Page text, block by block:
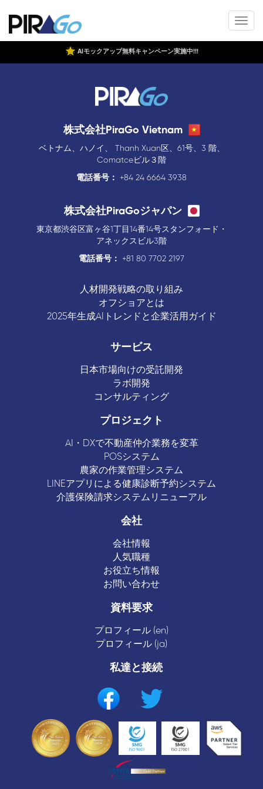
AIモックアップ無料キャンペーン実施中!!!
株式会社PiraGo Vietnam
ベトナム、ハノイ、 Thanh Xuan区、61号、3 階、
Comatceビル３階
電話番号：
+84 24 6664 3938
株式会社PiraGoジャパン
東京都渋谷区富ヶ谷1丁目14番14号スタンフォード・
アネックスビル3階
電話番号：
+81 80 7702 2197
人材開発戦略の取り組み
オフショアとは
2025年生成AIトレンドと企業活用ガイド
サービス
日本市場向けの受託開発
ラボ開発
コンサルティング
プロジェクト
AI・DXで不動産仲介業務を変革
POSシステム
農家の作業管理システム
LINEアプリによる健康診断予約システム
介護保険請求システムリニューアル
会社
会社情報
人気職種
お役立ち情報
お問い合わせ
資料要求
プロフィール (en)
プロフィール (ja)
私達と接続